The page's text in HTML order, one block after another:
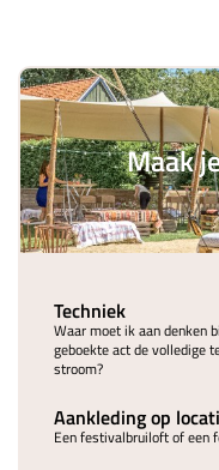
Maak
Techniek
Waar moet ik aan denken
geboekte act de volledige
stroom?
Aankleding op
Een festivalbruiloft of een